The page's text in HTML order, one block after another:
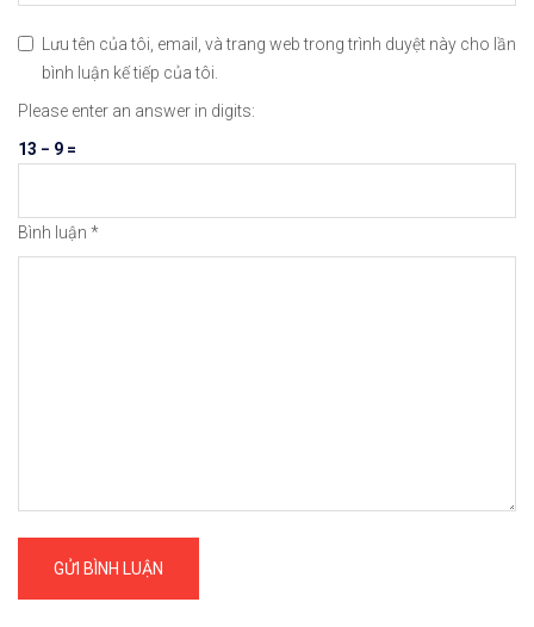
Lưu tên của tôi, email, và trang web trong trình duyệt này cho lần
bình luận kế tiếp của tôi.
Please enter an answer in digits:
13 − 9 =
Bình luận *